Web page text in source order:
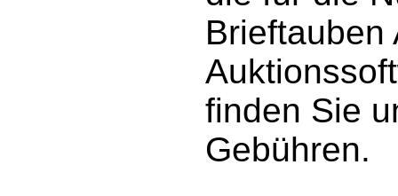
Brieftauben
finden Sie
Gebühren.